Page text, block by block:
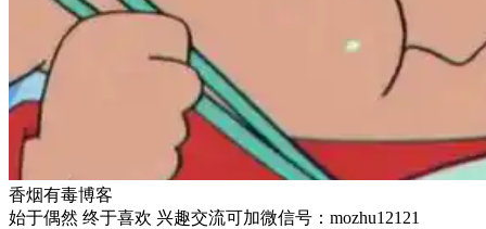
香烟有毒博客
始于偶然 终于喜欢 兴趣交流可加微信号：mozhu12121